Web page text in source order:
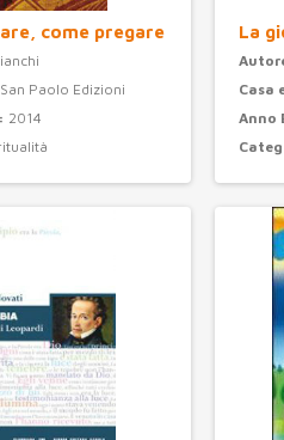
come pregare
San Paolo Edizioni
2014
La
Casa
Anno